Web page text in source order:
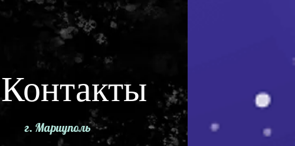
Контакты
г. Мариуполь